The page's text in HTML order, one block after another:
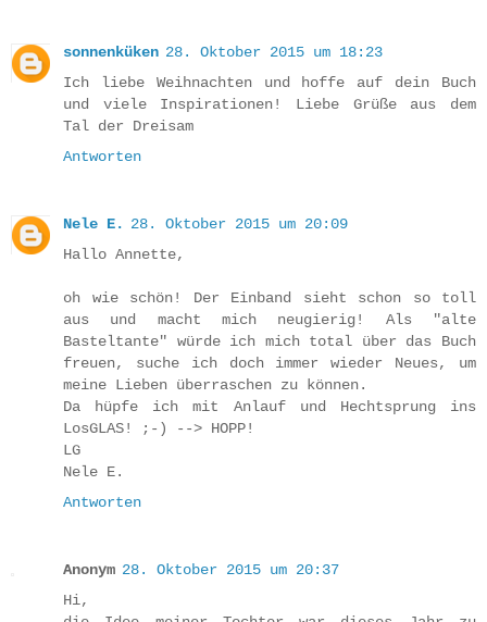
sonnenküken 28. Oktober 2015 um 18:23
Ich liebe Weihnachten und hoffe auf dein Buch
und viele Inspirationen! Liebe Grüße aus dem
Tal der Dreisam
Antworten
Nele E. 28. Oktober 2015 um 20:09
Hallo Annette,
oh wie schön! Der Einband sieht schon so toll
aus und macht mich neugierig! Als "alte
Basteltante" würde ich mich total über das Buch
freuen, suche ich doch immer wieder Neues, um
meine Lieben überraschen zu können.
Da hüpfe ich mit Anlauf und Hechtsprung ins
LosGLAS! ;-) --> HOPP!
LG
Nele E.
Antworten
Anonym 28. Oktober 2015 um 20:37
Hi,